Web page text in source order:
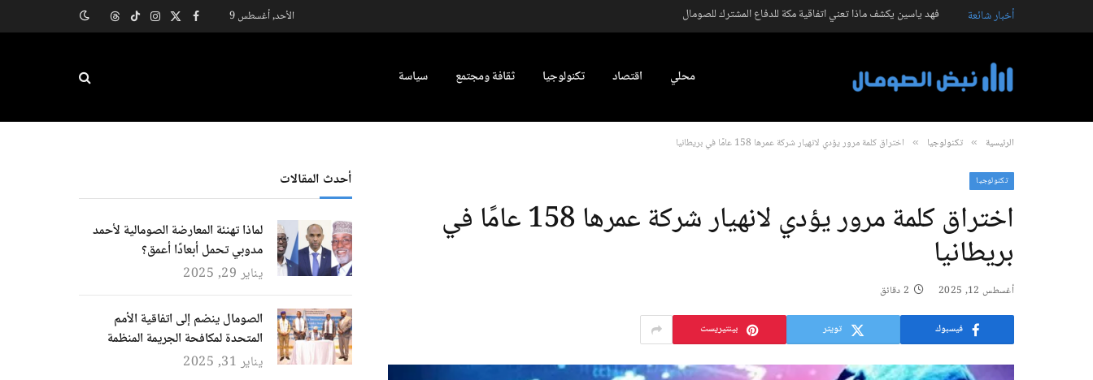
أخبار شائعة فهد ياسين يكشف ماذا تعني اتفاقية مكة للدفاع المشترك للصومال الأحد, أغسطس 9 فيسبوك
X
الانستغرام
تيكتوكThreads
محلي اقتصاد تكنولوجيا ثقافة ومجتمع سياسة
الرئيسية » تكنولوجيا » اختراق كلمة مرور يؤدي لانهيار شركة عمرها 158 عامًا في بريطانيا
تكنولوجيا
اختراق كلمة مرور يؤدي لانهيار شركة عمرها 158 عامًا في
بريطانيا
أغسطس 12, 2025 2 دقائق
فيسبوك تويتر بينتيريست
أحدث المقالات
لماذا تهنئة المعارضة الصومالية لأحمد
مدوبي تحمل أبعادًا أعمق؟
يناير 29, 2025
الصومال ينضم إلى اتفاقية الأمم
المتحدة لمكافحة الجريمة المنظمة
يناير 31, 2025